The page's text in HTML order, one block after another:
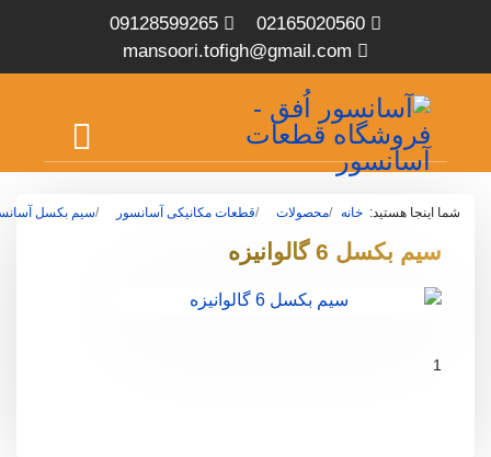
02165020560
09128599265
mansoori.tofigh@gmail.com
شما اینجا هستید: خانه محصولات قطعات مکانیکی آسانسور سیم بکسل
سیم بکسل 6 گالوانیزه
1